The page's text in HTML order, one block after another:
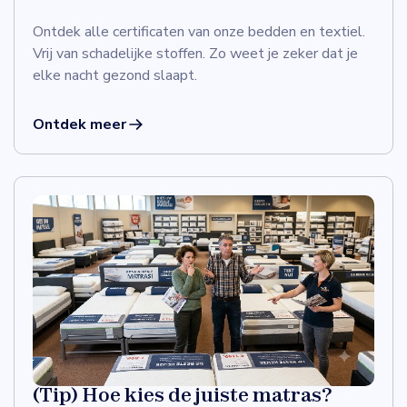
Ontdek alle certificaten van onze bedden en textiel.
Vrij van schadelijke stoffen. Zo weet je zeker dat je
elke nacht gezond slaapt.
Ontdek meer
(Tip) Hoe kies de juiste matras?